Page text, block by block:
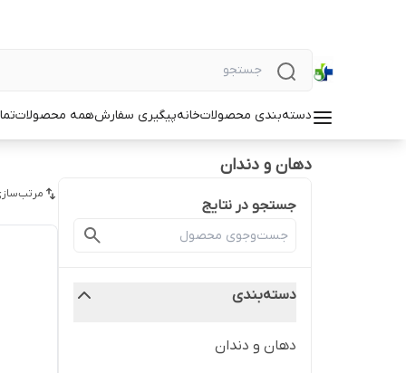
دسته‌بندی محصولاتخانهپیگیری سفارشهمه محصولات
دهان و دندان
جستجو در نتایج
دسته‌بندی
دهان و دندان